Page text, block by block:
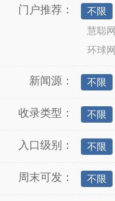
门户推荐： 不限
慧聪网
环球网
新闻源： 不限
收录类型： 不限
入口级别： 不限
周末可发： 不限